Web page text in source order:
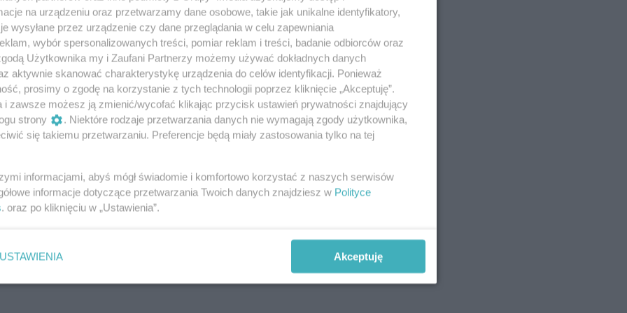
ogłasza kolejne wzmocnienie przed
24-letnia Julia Owczaruk zasili skład Wilków na
z PGE MKS El-Volt Lublin.
zawodniczką Elmas-KPS APR
ogłosił kolejny transfer przed historycznym
Kobiet. Do zespołu dołącza 23-letnia
Ljubica Simić, która trafia do Radomia z ŽRK
zagra w Elmas-KPS APR Radom
karty. Kinga Lemiech została nową
APR Radom, który po historycznym awansie
na urządzeniu oraz przetwarzamy dane osobowe, takie jak unikalne identyfikatory,
wysyłane przez urządzenie czy dane przeglądania w celu zapewniania
wybór spersonalizowanych treści, pomiar reklam i treści, badanie odbiorców oraz
Użytkownika my i Zaufani Partnerzy możemy używać dokładnych danych
aktywnie skanować charakterystykę urządzenia do celów identyfikacji. Ponieważ
prosimy o zgodę na korzystanie z tych technologii poprzez kliknięcie „Akceptuję”.
i zawsze możesz ją zmienić/wycofać klikając przycisk ustawień prywatności znajdujący
strony
. Niektóre rodzaje przetwarzania danych nie wymagają zgody użytkownika,
się takiemu przetwarzaniu. Preferencje będą miały zastosowania tylko na tej
informacjami, abyś mógł świadomie i komfortowo korzystać z naszych serwisów
informacje dotyczące przetwarzania Twoich danych znajdziesz w Polityce
. oraz po kliknięciu w „Ustawienia”.
USTAWIENIA Akceptuję